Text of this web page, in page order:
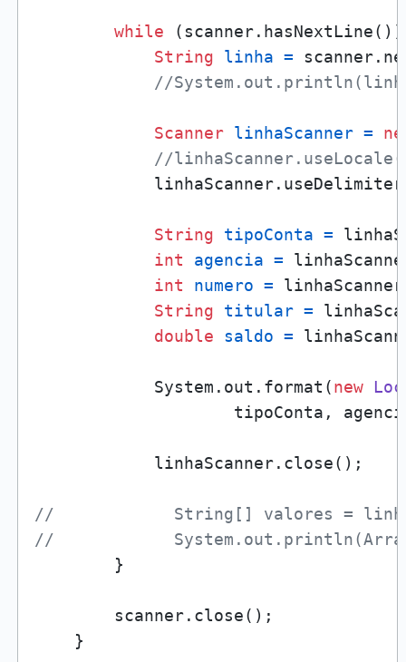
while
String
linha =
//
Scanner linhaScanner =
//
String tipoConta =
int
agencia =
int
numero =
String
titular =
double
saldo =
            System.out.format(
new
tipoConta,
            linhaScanner.close();
//            String[] valores =
//
        }
        scanner.close();
    }